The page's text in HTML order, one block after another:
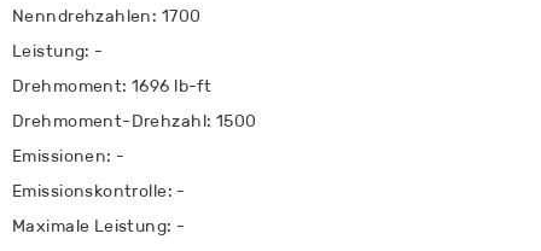
Nenndrehzahlen: 1700
Leistung: -
Drehmoment: 1696 lb-ft
Drehmoment-Drehzahl: 1500
Emissionen: -
Emissionskontrolle: -
Maximale Leistung: -